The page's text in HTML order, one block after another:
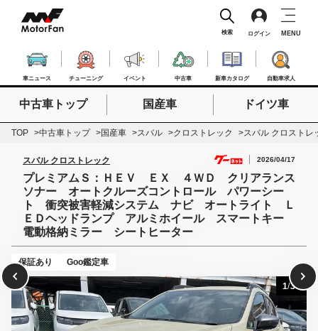
車ニュース チューニング イベント 中古車 新車カタログ 自動車求人
検索 ログイン MENU
検索したいキーワードを入力
検索
中古車トップ 国産車 ドイツ車
TOP 中古車トップ 国産車 スバル クロストレック スバル クロストレ
スバル クロストレック 2026/04/17
プレミアムＳ：ＨＥＶ ＥＸ ４ＷＤ クリアランス
ソナー オートクルーズコントロール パワーシー
ト 衝突被害軽減システム ナビ オートライト Ｌ
ＥＤヘッドランプ アルミホイール スマートキー
電動格納ミラー シートヒーター
保証あり Goo鑑定車
1/33